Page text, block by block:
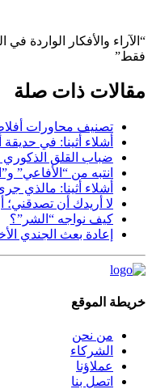
“الآراء والأفكار الواردة
فقط”
مقالات ذات صلة
تصنيف محاورات
أشلاء أثينا: في
ضباب القلق الذكوري
انتبه من “الأفاعي”
أشلاء أثينا: مالذي
لا أريدك أن
كيف نواجه “الشر”؟
إعادة بعث الجندي
خريطة الموقع
من نحن
الشركاء
عملاؤنا
اتصل بنا